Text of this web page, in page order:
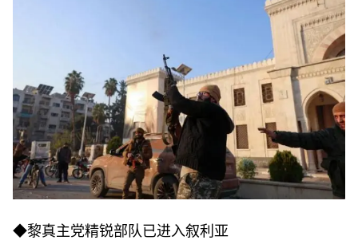
◆黎真主党精锐部队已进入叙利亚